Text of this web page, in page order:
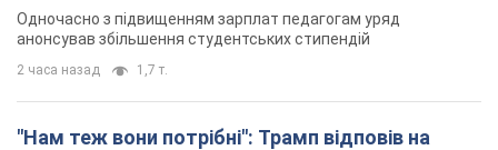
Одночасно з підвищенням зарплат педагогам уряд
анонсував збільшення студентських стипендій
2 часа назад 1,7 т.
"Нам теж вони потрібні": Трамп відповів на